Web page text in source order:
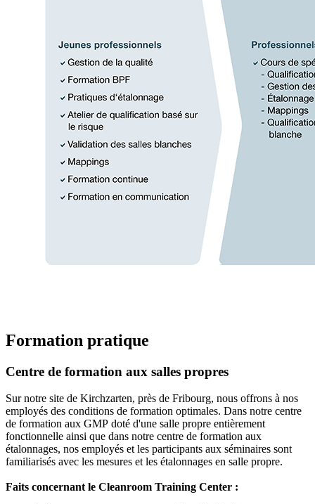
Formation pratique
Centre de formation aux salles propres
Sur notre site de Kirchzarten, près de Fribourg, nous offrons à nos
employés des conditions de formation optimales. Dans notre centre
de formation aux GMP doté d'une salle propre entièrement
fonctionnelle ainsi que dans notre centre de formation aux
étalonnages, nos employés et les participants aux séminaires sont
familiarisés avec les mesures et les étalonnages en salle propre.
Faits concernant le Cleanroom Training Center :